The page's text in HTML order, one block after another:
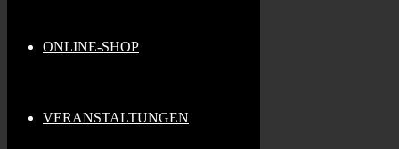
ONLINE-SHOP
VERANSTALTUNGEN